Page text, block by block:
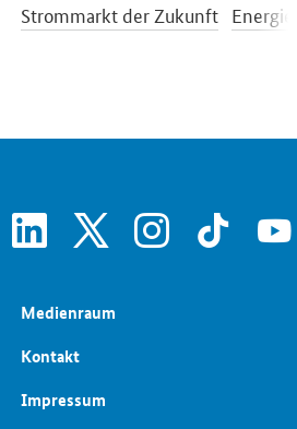
Strommarkt der Zukunft
Energiepreise und Transparenz
linkedin instagram tiktok
Medienraum
Kontakt
Impressum